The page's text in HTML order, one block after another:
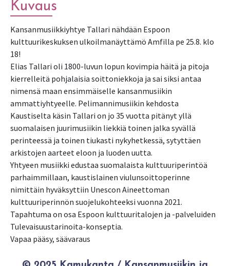
Kuvaus
Kansanmusiikkiyhtye Tallari nähdään Espoon
kulttuurikeskuksen ulkoilmanäyttämö Amfilla pe 25.8. klo
18!
Elias Tallari oli 1800-luvun lopun kovimpia häitä ja pitoja
kierrelleitä pohjalaisia soittoniekkoja ja sai siksi antaa
nimensä maan ensimmäiselle kansanmusiikin
ammattiyhtyeelle. Pelimannimusiikin kehdosta
Kaustiselta käsin Tallari on jo 35 vuotta pitänyt yllä
suomalaisen juurimusiikin liekkiä toinen jalka syvällä
perinteessä ja toinen tiukasti nykyhetkessä, sytyttäen
arkistojen aarteet eloon ja luoden uutta.
Yhtyeen musiikki edustaa suomalaista kulttuuriperintöä
parhaimmillaan, kaustislainen viulunsoittoperinne
nimittäin hyväksyttiin Unescon Aineettoman
kulttuuriperinnön suojelukohteeksi vuonna 2021.
Tapahtuma on osa Espoon kulttuuritalojen ja -palveluiden
Tulevaisuustarinoita-konseptia.
Vapaa pääsy, säävaraus